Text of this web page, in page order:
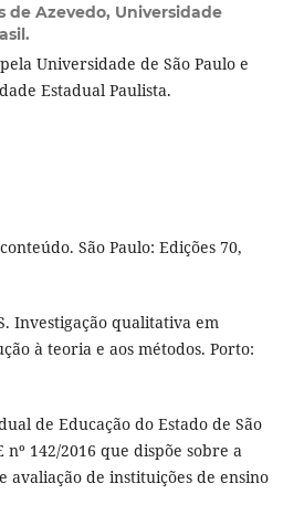
de Azevedo, Universidade
Universidade de São Paulo e
Estadual Paulista.
São Paulo: Edições 70,
Investigação qualitativa em
à teoria e aos métodos. Porto:
de Educação do Estado de São
nº 142/2016 que dispõe sobre a
avaliação de instituições de ensino